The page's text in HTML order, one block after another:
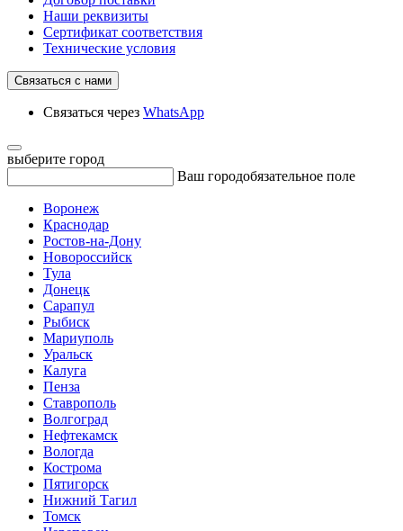
Наши реквизиты
Сертификат соответствия
Технические условия
Связаться с нами
Связаться через WhatsApp
выберите город
Ваш городобязательное поле
Воронеж
Краснодар
Ростов-на-Дону
Новороссийск
Тула
Донецк
Сарапул
Рыбиск
Мариуполь
Уральск
Калуга
Пенза
Ставрополь
Волгоград
Нефтекамск
Вологда
Кострома
Пятигорск
Нижний Тагил
Томск